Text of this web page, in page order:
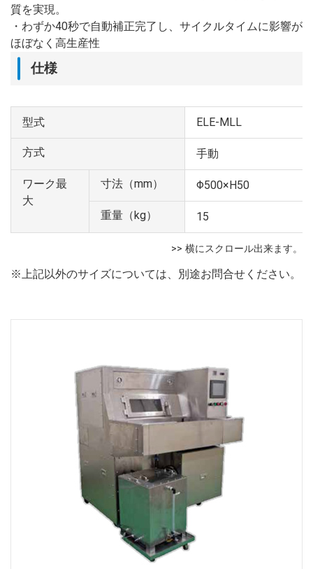
質を実現。
・わずか40秒で自動補正完了し、サイクルタイムに影響が
ほぼなく高生産性
仕様
型式 ELE-MLL
方式 手動
ワーク最
大
寸法（mm） Φ500×H50
重量（kg） 15
※上記以外のサイズについては、別途お問合せください。